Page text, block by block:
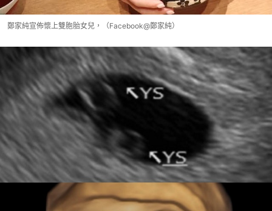
鄭家純宣佈懷上雙胞胎女兒，（Facebook@鄭家純）